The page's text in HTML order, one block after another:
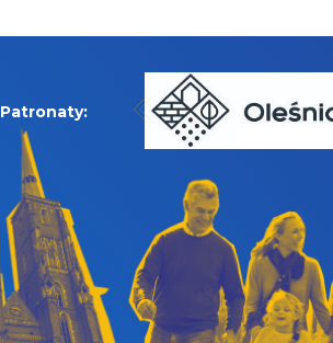
Patronaty: